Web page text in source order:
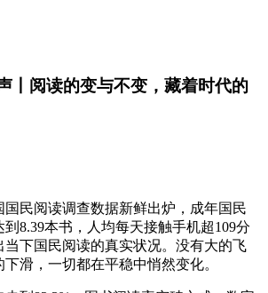
丨阅读的变与不变，藏着时代的
国民阅读调查数据新鲜出炉，成年国民
到8.39本书，人均每天接触手机超109分
当下国民阅读的真实状况。没有大的飞
滑，一切都在平稳中悄然变化。